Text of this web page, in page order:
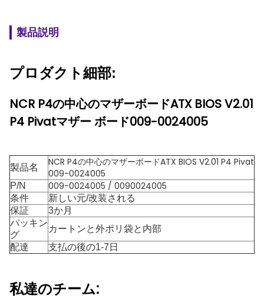
製品説明
プロダクト細部:
NCR P4の中心のマザーボードATX BIOS V2.01
P4 Pivatマザー ボード009-0024005
製品名
NCR P4の中心のマザーボードATX BIOS V2.01 P4 Pivat
009-0024005
P/N 009-0024005 / 0090024005
条件
新しい元/改装される
保証
3か月
パッキン
グ
カートンと外ポリ袋と内部
配達
支払の後の1-7日
私達のチーム: